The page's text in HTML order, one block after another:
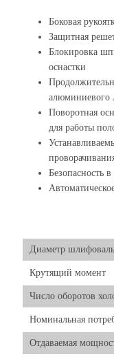
Боковая
Защитная
Блокировка
оснастки
алюминиевого
Поворотная
для работы
Безопасность
Диаметр
Крутящий момент
Число оборотов
Номинальная
Отдаваемая